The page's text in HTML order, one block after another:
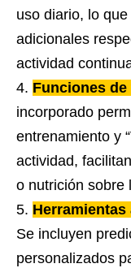
uso diario, lo
adicionales
actividad
Funciones
incorporado
entrenamiento y
actividad,
o nutrición sobre
Herramientas
Se incluyen
personalizados